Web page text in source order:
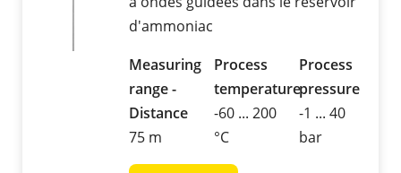
d'ammoniac
Measuring
range -
Distance
75 m
Process
temperature
-60 ... 200
°C
Process
pressure
-1 ... 40
bar